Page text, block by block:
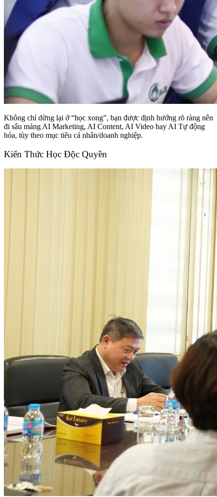
Không chỉ dừng lại ở “học xong”, bạn được định hướng rõ ràng nên
đi sâu mảng AI Marketing, AI Content, AI Video hay AI Tự động
hóa, tùy theo mục tiêu cá nhân/doanh nghiệp.
Kiến Thức Học Độc Quyền